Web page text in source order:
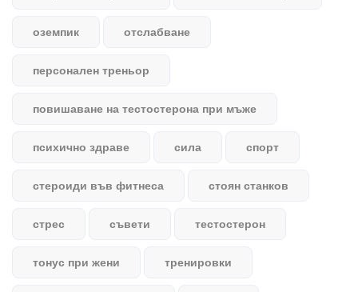
оземпик отслабване
персонален треньор
повишаване на тестостерона при мъже
психично здраве сила спорт
стероиди във фитнеса стоян станков
стрес съвети тестостерон
тонус при жени тренировки